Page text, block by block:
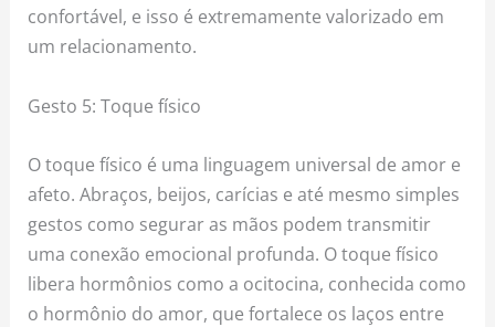
confortável, e isso é extremamente valorizado em
um relacionamento.
Gesto 5: Toque físico
O toque físico é uma linguagem universal de amor e
afeto. Abraços, beijos, carícias e até mesmo simples
gestos como segurar as mãos podem transmitir
uma conexão emocional profunda. O toque físico
libera hormônios como a ocitocina, conhecida como
o hormônio do amor, que fortalece os laços entre